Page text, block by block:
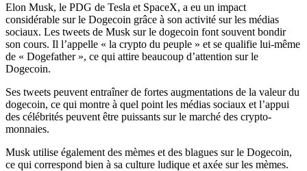
Elon Musk, le PDG de Tesla et SpaceX, a eu un impact
considérable sur le Dogecoin grâce à son activité sur les médias
sociaux. Les tweets de Musk sur le dogecoin font souvent bondir
son cours. Il l’appelle « la crypto du peuple » et se qualifie lui-même
de « Dogefather », ce qui attire beaucoup d’attention sur le
Dogecoin.
Ses tweets peuvent entraîner de fortes augmentations de la valeur du
dogecoin, ce qui montre à quel point les médias sociaux et l’appui
des célébrités peuvent être puissants sur le marché des crypto-
monnaies.
Musk utilise également des mèmes et des blagues sur le Dogecoin,
ce qui correspond bien à sa culture ludique et axée sur les mèmes.